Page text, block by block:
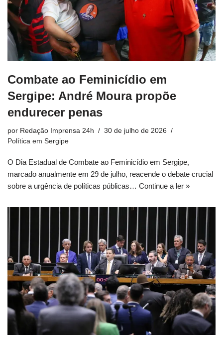
Combate ao Feminicídio em
Sergipe: André Moura propõe
endurecer penas
por Redação Imprensa 24h
30 de julho de 2026
Política em Sergipe
O Dia Estadual de Combate ao Feminicídio em Sergipe,
marcado anualmente em 29 de julho, reacende o debate crucial
sobre a urgência de políticas públicas… Continue a ler »